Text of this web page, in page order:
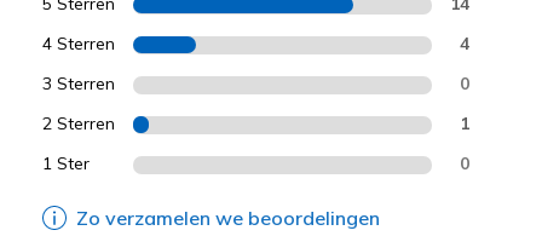
4 Sterren 4
3 Sterren 0
2 Sterren 1
1 Ster 0
Zo verzamelen we beoordelingen